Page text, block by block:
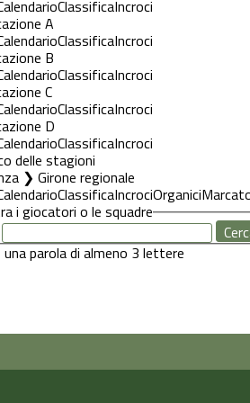
ClassificaIncroci
A
ClassificaIncroci
B
ClassificaIncroci
C
ClassificaIncroci
D
ClassificaIncroci
delle stagioni
❯ Girone regionale
ClassificaIncrociOrganici
i giocatori o le squadre
una parola di almeno 3 lettere